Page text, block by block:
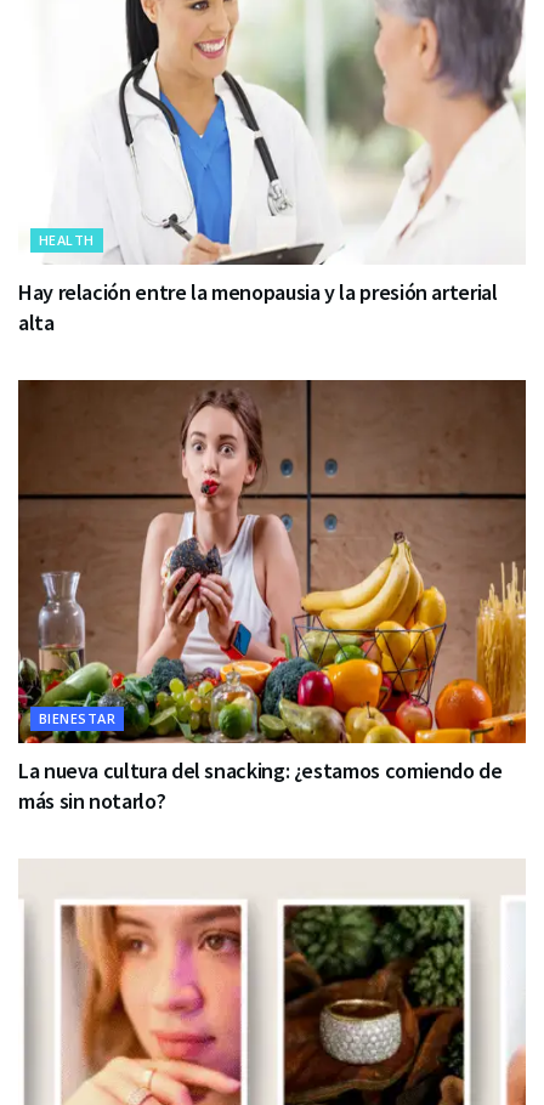
HEALTH
Hay relación entre la menopausia y la presión arterial
alta
BIENESTAR
La nueva cultura del snacking: ¿estamos comiendo de
más sin notarlo?